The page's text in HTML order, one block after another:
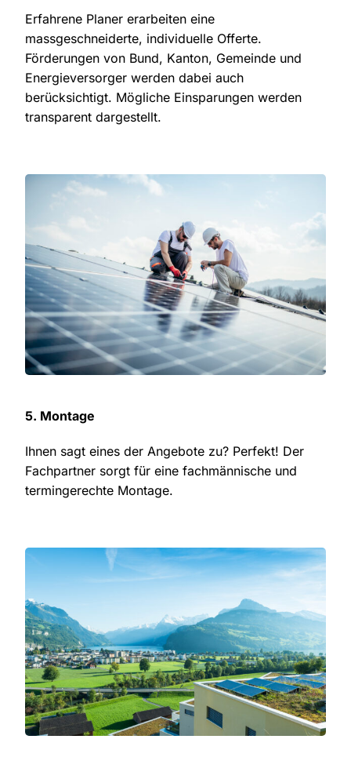
Erfahrene Planer erarbeiten eine
massgeschneiderte, individuelle Offerte.
Förderungen von Bund, Kanton, Gemeinde und
Energieversorger werden dabei auch
berücksichtigt. Mögliche Einsparungen werden
transparent dargestellt.
5. Montage
Ihnen sagt eines der Angebote zu? Perfekt! Der
Fachpartner sorgt für eine fachmännische und
termingerechte Montage.